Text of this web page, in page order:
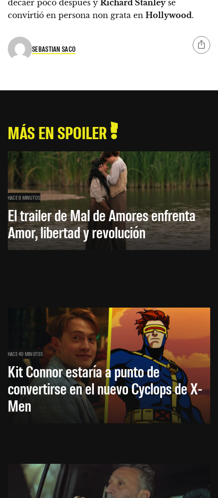
decaer poco después y Richard Stanleyse
convirtió en persona non grata en Hollywood.
SEBASTIAN SACO
MÁS EN SPOILER
HACE 9 MINUTOS
El trailer de Mal de Amores enfrenta
Amor, libertad y revolución
HACE 40 MINUTOS
Kit Connor estaría a punto de
convertirse en el nuevo Cyclops de X-
Men